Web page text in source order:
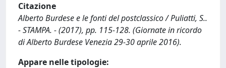
Citazione
Alberto Burdese e le fonti del postclassico / Puliatti, S..
- STAMPA. - (2017), pp. 115-128. (Giornate in ricordo
di Alberto Burdese Venezia 29-30 aprile 2016).
Appare nelle tipologie: